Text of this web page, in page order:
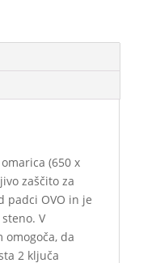
(650 x
zaščito za
padci OVO in je
V
da
2 ključa